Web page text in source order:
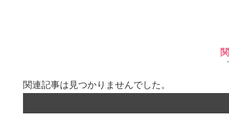
関連記事は見つかりませんでした。